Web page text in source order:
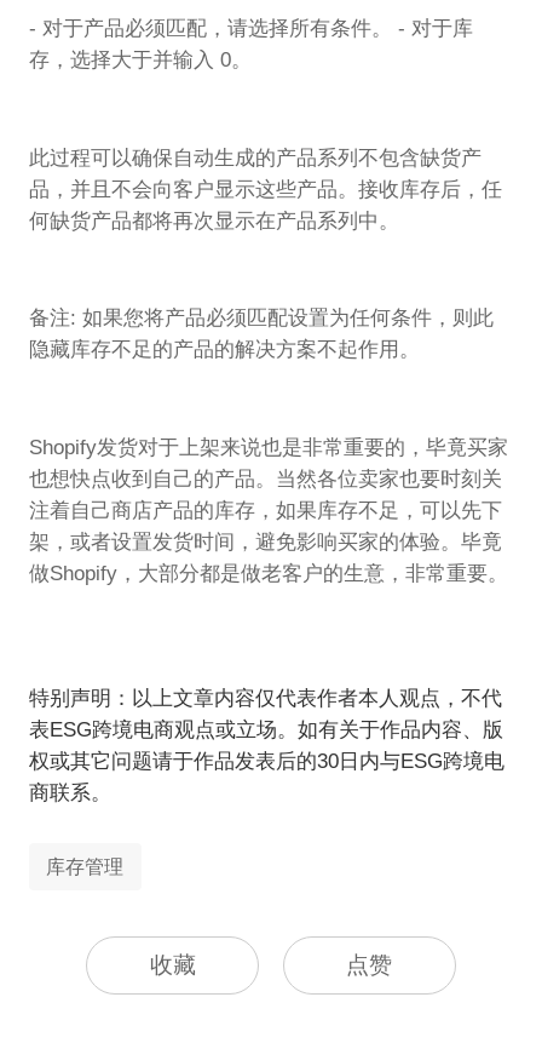
- 对于产品必须匹配，请选择所有条件。 - 对于库
存，选择大于并输入 0。
此过程可以确保自动生成的产品系列不包含缺货产
品，并且不会向客户显示这些产品。接收库存后，任
何缺货产品都将再次显示在产品系列中。
备注: 如果您将产品必须匹配设置为任何条件，则此
隐藏库存不足的产品的解决方案不起作用。
Shopify发货对于上架来说也是非常重要的，毕竟买家
也想快点收到自己的产品。当然各位卖家也要时刻关
注着自己商店产品的库存，如果库存不足，可以先下
架，或者设置发货时间，避免影响买家的体验。毕竟
做Shopify，大部分都是做老客户的生意，非常重要。
特别声明：以上文章内容仅代表作者本人观点，不代
表ESG跨境电商观点或立场。如有关于作品内容、版
权或其它问题请于作品发表后的30日内与ESG跨境电
商联系。
库存管理
收藏 点赞